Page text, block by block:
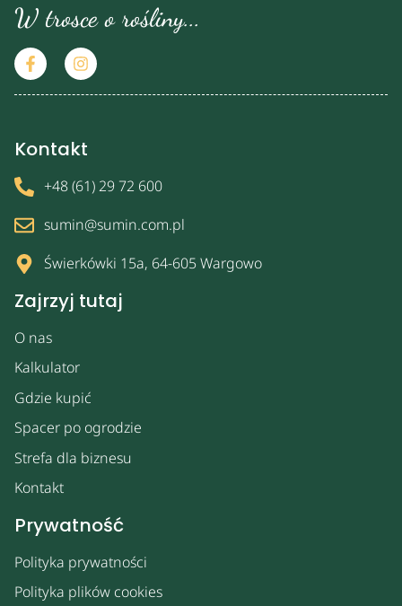
W trosce o rośliny...
Zajrzyj tutaj
O nas
Kalkulator
Gdzie kupić
Spacer po ogrodzie
Strefa dla biznesu
Kontakt
Prywatność
Polityka prywatności
Polityka plików cookies
Kontakt
+48 (61) 29 72 600
sumin@sumin.com.pl
Świerkówki 15a, 64-605 Wargowo